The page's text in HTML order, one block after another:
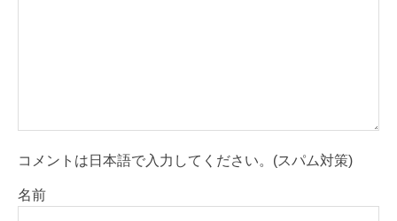
コメントは日本語で入力してください。(スパム対策)
名前